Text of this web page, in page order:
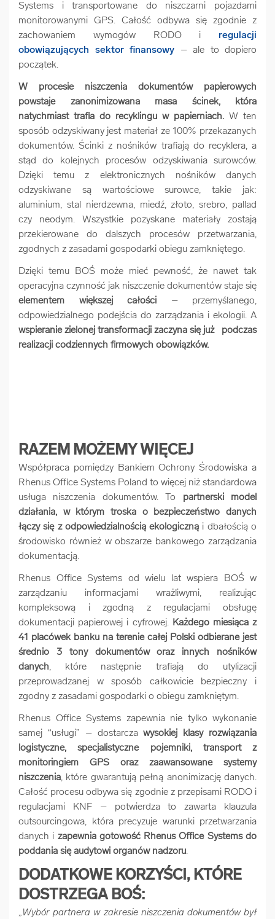
Systems i transportowane do niszczarni pojazdami
monitorowanymi GPS. Całość odbywa się zgodnie z
zachowaniem wymogów RODO i regulacji
obowiązujących sektor finansowy – ale to dopiero
początek.
W procesie niszczenia dokumentów papierowych
powstaje zanonimizowana masa ścinek, która
natychmiast trafia do recyklingu w papierniach. W ten
sposób odzyskiwany jest materiał ze 100% przekazanych
dokumentów. Ścinki z nośników trafiają do recyklera, a
stąd do kolejnych procesów odzyskiwania surowców.
Dzięki temu z elektronicznych nośników danych
odzyskiwane są wartościowe surowce, takie jak:
aluminium, stal nierdzewna, miedź, złoto, srebro, pallad
czy neodym. Wszystkie pozyskane materiały zostają
przekierowane do dalszych procesów przetwarzania,
zgodnych z zasadami gospodarki obiegu zamkniętego.
Dzięki temu BOŚ może mieć pewność, że nawet tak
operacyjna czynność jak niszczenie dokumentów staje się
elementem większej całości – przemyślanego,
odpowiedzialnego podejścia do zarządzania i ekologii. A
wspieranie zielonej transformacji zaczyna się już podczas
realizacji codziennych firmowych obowiązków.
RAZEM MOŻEMY WIĘCEJ
Współpraca pomiędzy Bankiem Ochrony Środowiska a
Rhenus Office Systems Poland to więcej niż standardowa
usługa niszczenia dokumentów. To partnerski model
działania, w którym troska o bezpieczeństwo danych
łączy się z odpowiedzialnością ekologiczną i dbałością o
środowisko również w obszarze bankowego zarządzania
dokumentacją.
Rhenus Office Systems od wielu lat wspiera BOŚ w
zarządzaniu informacjami wrażliwymi, realizując
kompleksową i zgodną z regulacjami obsługę
dokumentacji papierowej i cyfrowej. Każdego miesiąca z
41 placówek banku na terenie całej Polski odbierane jest
średnio 3 tony dokumentów oraz innych nośników
danych, które następnie trafiają do utylizacji
przeprowadzanej w sposób całkowicie bezpieczny i
zgodny z zasadami gospodarki o obiegu zamkniętym.
Rhenus Office Systems zapewnia nie tylko wykonanie
samej “usługi” – dostarczawysokiej klasy rozwiązania
logistyczne, specjalistyczne pojemniki, transport z
monitoringiem GPS oraz zaawansowane systemy
niszczenia, które gwarantują pełną anonimizację danych.
Całość procesu odbywa się zgodnie z przepisami RODO i
regulacjami KNF – potwierdza to zawarta klauzula
outsourcingowa, która precyzuje warunki przetwarzania
danych i zapewnia gotowość Rhenus Office Systems do
poddania się audytowi organów nadzoru.
DODATKOWE KORZYŚCI, KTÓRE
DOSTRZEGA BOŚ:
„Wybór partnera w zakresie niszczenia dokumentów był